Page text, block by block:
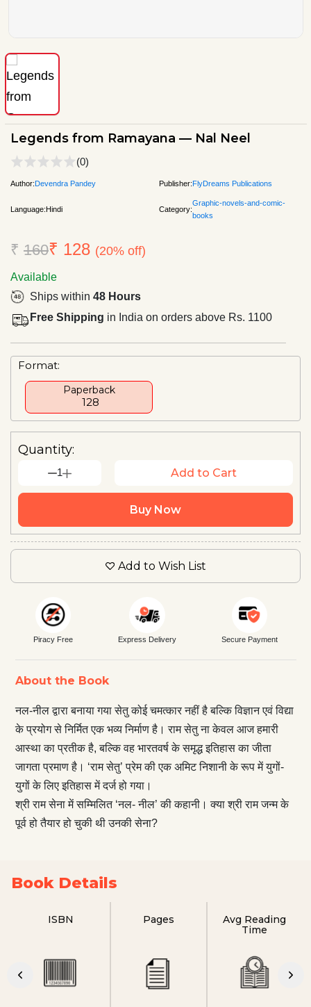
Legends from Ramayana — Nal Neel
(0)
Author:Devendra Pandey Publisher:FlyDreams Publications
Language:Hindi Category:
Graphic-novels-and-comic-
books
₹ 160₹ 128 (20% off)
Available
Ships within 48 Hours
Free Shipping in India on orders above Rs. 1100
Format:
Paperback
₹ 128
Quantity:
1 Add to Cart
Buy Now
Add to Wish List
Piracy Free Express Delivery Secure Payment
About the Book
नल-नील द्वारा बनाया गया सेतु कोई चमत्कार नहीं है बल्कि विज्ञान एवं विद्या
के प्रयोग से निर्मित एक भव्य निर्माण है। राम सेतु ना केवल आज हमारी
आस्था का प्रतीक है, बल्कि वह भारतवर्ष के समृद्ध इतिहास का जीता
जागता प्रमाण है। ‘राम सेतु’ प्रेम की एक अमिट निशानी के रूप में युगों-
युगों के लिए इतिहास में दर्ज हो गया।
श्री राम सेना में सम्मिलित ‘नल- नील’ की कहानी। क्या श्री राम जन्म के
पूर्व हो तैयार हो चुकी थी उनकी सेना?
Book Details
ISBN Pages
Avg Reading
Time